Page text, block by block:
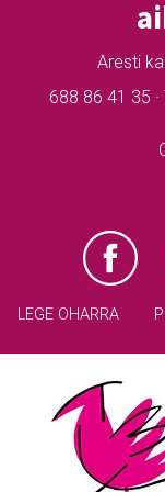
Aresti
688 86 41 35
LEGE OHARRA